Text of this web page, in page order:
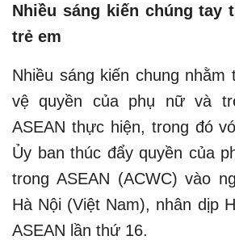
Nhiều sáng kiến chúng tay
trẻ em
Nhiều sáng kiến chung nhằm
vệ quyền của phụ nữ và
ASEAN thực hiện, trong đó
Ủy ban thúc đẩy quyền của
trong ASEAN (ACWC) vào
Hà Nội (Việt Nam), nhân dịp
ASEAN lần thứ 16.